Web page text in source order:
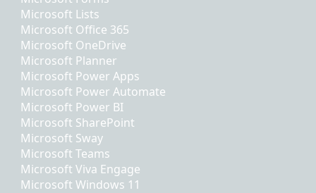
Microsoft Lists
Microsoft Office 365
Microsoft OneDrive
Microsoft Planner
Microsoft Power Apps
Microsoft Power Automate
Microsoft Power BI
Microsoft SharePoint
Microsoft Sway
Microsoft Teams
Microsoft Viva Engage
Microsoft Windows 11